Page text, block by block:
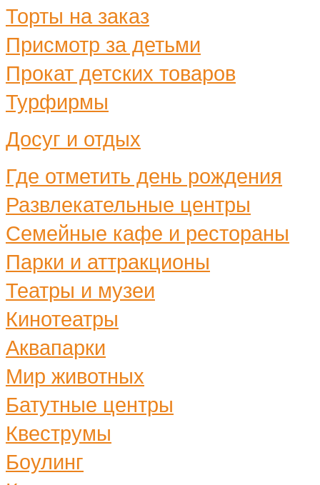
Торты на заказ
Присмотр за детьми
Прокат детских товаров
Турфирмы
Досуг и отдых
Где отметить день рождения
Развлекательные центры
Семейные кафе и рестораны
Парки и аттракционы
Театры и музеи
Кинотеатры
Аквапарки
Мир животных
Батутные центры
Квеструмы
Боулинг